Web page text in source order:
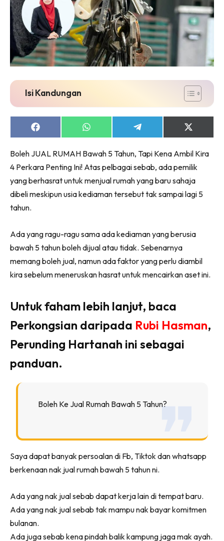
Dapur
Ruang Makan
Make Over
Bilik Air
Bilik Tidur
Dapur
Ruang Makan
Menarik Lagi
Casa Impiana
Impiana Makeover
Makeover Ruang Selebriti
Destinasi
Hotel
High Rise
Landed
Video
Ilham Impiana
Ilham Impiana 360
Impiana TV
Sembang Dekor
Tip Impiana
Tip Laman
Hub Ideaktiv
Isi Kandungan
Share
on
Share
on
Share
on
Share
on
(Twitter)
Boleh JUAL RUMAH Bawah 5 Tahun, Tapi Kena Ambil Kira
4 Perkara Penting Ini! Atas pelbagai sebab, ada pemilik
yang berhasrat untuk menjual rumah yang baru sahaja
dibeli meskipun usia kediaman tersebut tak sampai lagi 5
tahun.
Ada yang ragu-ragu sama ada kediaman yang berusia
bawah 5 tahun boleh dijual atau tidak. Sebenarnya
memang boleh jual, namun ada faktor yang perlu diambil
kira sebelum meneruskan hasrat untuk mencairkan aset ini.
Untuk faham lebih lanjut, baca
Perkongsian daripada Rubi Hasman,
Perunding Hartanah ini sebagai
panduan.
Boleh Ke Jual Rumah Bawah 5 Tahun?
Saya dapat banyak persoalan di Fb, Tiktok dan whatsapp
berkenaan nak jual rumah bawah 5 tahun ni.
Ada yang nak jual sebab dapat kerja lain di tempat baru.
Ada yang nak jual sebab tak mampu nak bayar komitmen
bulanan.
Ada juga sebab kena pindah balik kampung jaga mak ayah.